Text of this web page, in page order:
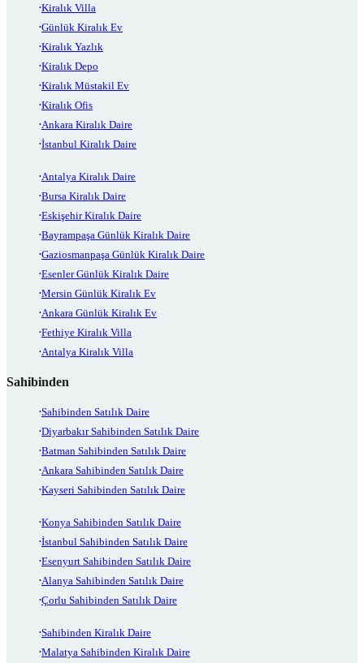
Kiralık Villa
Günlük Kiralık Ev
Kiralık Yazlık
Kiralık Depo
Kiralık Müstakil Ev
Kiralık Ofis
Ankara Kiralık Daire
İstanbul Kiralık Daire
Antalya Kiralık Daire
Bursa Kiralık Daire
Eskişehir Kiralık Daire
Bayrampaşa Günlük Kiralık Daire
Gaziosmanpaşa Günlük Kiralık Daire
Esenler Günlük Kiralık Daire
Mersin Günlük Kiralık Ev
Ankara Günlük Kiralık Ev
Fethiye Kiralık Villa
Antalya Kiralık Villa
Sahibinden
Sahibinden Satılık Daire
Diyarbakır Sahibinden Satılık Daire
Batman Sahibinden Satılık Daire
Ankara Sahibinden Satılık Daire
Kayseri Sahibinden Satılık Daire
Konya Sahibinden Satılık Daire
İstanbul Sahibinden Satılık Daire
Esenyurt Sahibinden Satılık Daire
Alanya Sahibinden Satılık Daire
Çorlu Sahibinden Satılık Daire
Sahibinden Kiralık Daire
Malatya Sahibinden Kiralık Daire